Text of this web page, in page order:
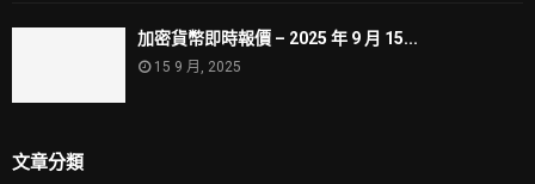
加密貨幣即時報價 – 2025 年 9 月 15...
15 9 月, 2025
文章分類